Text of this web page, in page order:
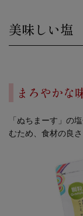
美味しい塩
まろやかな
「ぬちまーす」の
むため、食材の良さ